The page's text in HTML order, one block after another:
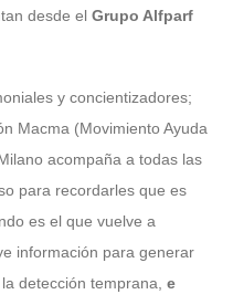
desde el Grupo Alfparf
y concientizadores;
Macma (Movimiento Ayuda
acompaña a todas las
para recordarles que es
es el que vuelve a
información para generar
detección temprana, e